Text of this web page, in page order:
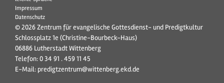
Impressum
Datenschutz
© 2026 Zentrum für evangelische Gottesdienst- und Predigtkultur
Schlossplatz 1e (Christine-Bourbeck-Haus)
06886 Lutherstadt Wittenberg
Telefon:0 34 91 . 459 11 45
E-Mail: predigtzentrum@wittenberg.ekd.de